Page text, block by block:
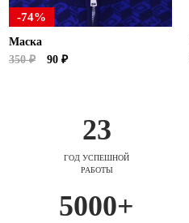
-74%
Маска
350 ₽
90 ₽
23
ГОД УСПЕШНОЙ
РАБОТЫ
5000+